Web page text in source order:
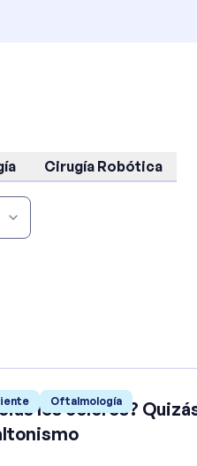
Cirugía Robótica
Oftalmología
los colores?